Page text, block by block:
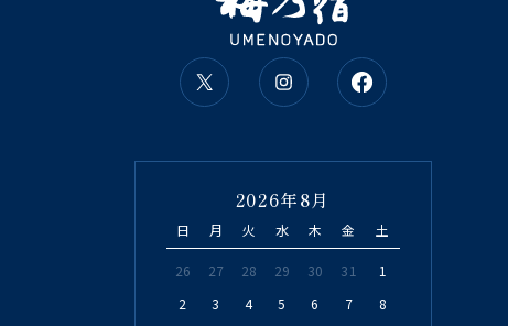
2026年8月
日 月 火 水 木 金 土
26 27 28 29 30 31
1
2
3 4 5 6 7
8